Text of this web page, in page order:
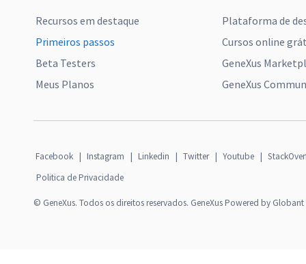
Recursos em destaque
Primeiros passos
Beta Testers
Meus Planos
Plataforma de
Cursos online
GeneXus
GeneXus
Facebook | Instagram | Linkedin | Twitter | Youtube |
Politica de Privacidade
© GeneXus. Todos os direitos reservados. GeneXus Powered by Globant